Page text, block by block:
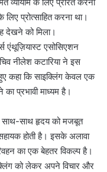
प्रोत्साहित करना था।
देखने को मिला।
एंथूज़ियास्ट एसोसिएशन
नीलेश कटारिया ने इस
कहा कि साइक्लिंग केवल एक
प्रभावी माध्यम है।
साथ-साथ हृदय को मजबूत
होती है। इसके अलावा
का एक बेहतर विकल्प है।
को लेकर अपने विचार और